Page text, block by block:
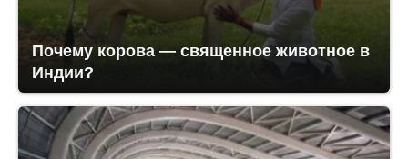
Почему корова — священное животное в
Индии?